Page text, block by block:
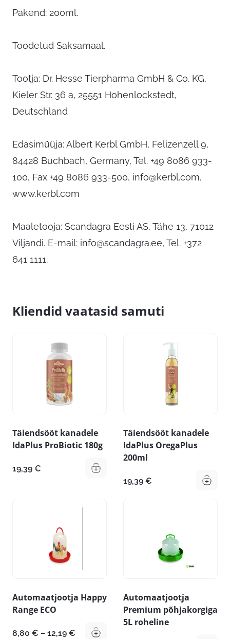
Pakend: 200ml.
Toodetud Saksamaal.
Tootja: Dr. Hesse Tierpharma GmbH & Co. KG,
Kieler Str. 36 a, 25551 Hohenlockstedt,
Deutschland
Edasimüüja: Albert Kerbl GmbH, Felizenzell 9,
84428 Buchbach, Germany, Tel. +49 8086 933-
100, Fax +49 8086 933-500, info@kerbl.com,
www.kerbl.com
Maaletooja: Scandagra Eesti AS, Tähe 13, 71012
Viljandi. E-mail: info@scandagra.ee, Tel. +372
641 1111.
Kliendid vaatasid samuti
Täiendsööt kanadele
IdaPlus ProBiotic 180g
19,39 €
Täiendsööt kanadele
IdaPlus OregaPlus
200ml
19,39 €
Automaatjootja Happy
Range ECO
8,80 € – 12,19 € Hinnavahemik:
Automaatjootja
Premium põhjakorgiga
5L roheline